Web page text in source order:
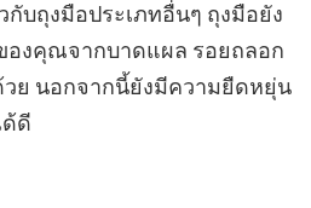
กับถุงมือประเภทอื่นๆ ถุงมือยัง
องคุณจากบาดแผล รอยถลอก
วย นอกจากนี้ยังมีความยืดหยุ่น
ด้ดี